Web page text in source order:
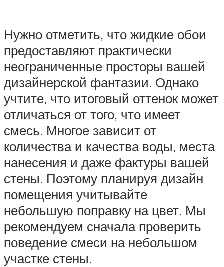
Нужно отметить, что жидкие обои
предоставляют практически
неограниченные просторы вашей
дизайнерской фантазии. Однако
учтите, что итоговый оттенок может
отличаться от того, что имеет
смесь. Многое зависит от
количества и качества воды, места
нанесения и даже фактуры вашей
стены. Поэтому планируя дизайн
помещения учитывайте
небольшую поправку на цвет. Мы
рекомендуем сначала проверить
поведение смеси на небольшом
участке стены.